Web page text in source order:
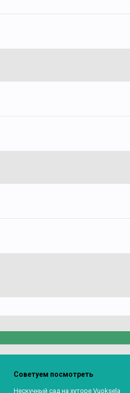
Советуем посмотреть
Нескучный сад на хуторе Vuoksela